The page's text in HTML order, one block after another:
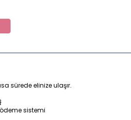
sürede elinize ulaşır.
sistemi